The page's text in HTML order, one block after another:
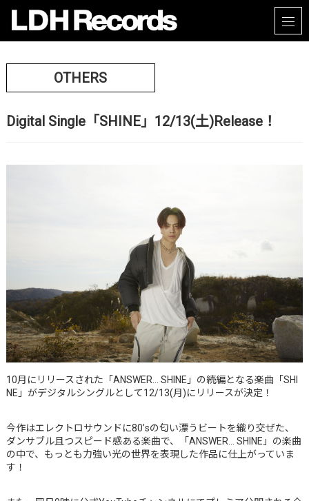
OTHERS
Digital Single「SHINE」12/13(土)Release！
10月にリリースされた「ANSWER… SHINE」の続編となる楽曲「SHI
NE」がデジタルシングルとして12/13(月)にリリースが決定！
今作はエレクトロサウンドに80’sの匂い漂うビートを織り交ぜた、
ダンサブル且つスピード感ある楽曲で、「ANSWER… SHINE」の楽曲
の中で、もっとも力強い光の世界を表現した作品に仕上がっていま
す！